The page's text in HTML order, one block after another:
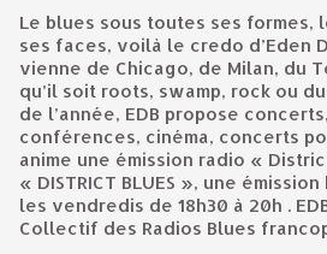
Le blues sous toutes ses formes, le blues sous toutes
ses faces, voilà le credo d’Eden
vienne de Chicago, de Milan, du
qu’il soit roots, swamp, rock ou
de l’année, EDB propose
conférences, cinéma, concerts
anime une émission radio «
« DISTRICT BLUES », une
les vendredis de 18h30 à 20h .
Collectif des Radios Blues